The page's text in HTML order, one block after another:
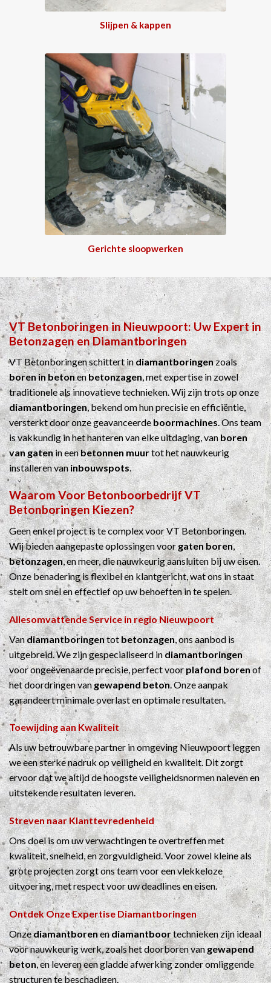
Slijpen & kappen
Gerichte sloopwerken
VT BetonboringeninNieuwpoort: Uw Expert in
BetonzagenenDiamantboringen
VT Betonboringen schittert indiamantboringenzoals
boren in betonenbetonzagen, met expertise in zowel
traditionele als innovatieve technieken. Wij zijn trots op onze
diamantboringen, bekend om hun precisie en efficiëntie,
versterkt door onze geavanceerdeboormachines. Ons team
is vakkundig in het hanteren van elke uitdaging, vanboren
van gatenin eenbetonnen muurtot het nauwkeurig
installeren vaninbouwspots.
Waarom VoorBetonboorbedrijfVT
Betonboringen Kiezen?
Geen enkel project is te complex voor VT Betonboringen.
Wij bieden aangepaste oplossingen voorgaten boren,
betonzagen, en meer, die nauwkeurig aansluiten bij uw eisen.
Onze benadering is flexibel en klantgericht, wat ons in staat
stelt om snel en effectief op uw behoeften in te spelen.
Allesomvattende Service in regio Nieuwpoort
Vandiamantboringentotbetonzagen, ons aanbod is
uitgebreid. We zijn gespecialiseerd indiamantboringen
voor ongeëvenaarde precisie, perfect voorplafond borenof
het doordringen vangewapend beton. Onze aanpak
garandeert minimale overlast en optimale resultaten.
Toewijding aan Kwaliteit
Als uw betrouwbare partner in omgeving Nieuwpoort leggen
we een sterke nadruk op veiligheid en kwaliteit. Dit zorgt
ervoor dat we altijd de hoogste veiligheidsnormen naleven en
uitstekende resultaten leveren.
Streven naar Klanttevredenheid
Ons doel is om uw verwachtingen te overtreffen met
kwaliteit, snelheid, en zorgvuldigheid. Voor zowel kleine als
grote projecten zorgt ons team voor een vlekkeloze
uitvoering, met respect voor uw deadlines en eisen.
Ontdek Onze ExpertiseDiamantboringen
Onzediamantborenendiamantboortechnieken zijn ideaal
voor nauwkeurig werk, zoals het doorboren vangewapend
beton, en leveren een gladde afwerking zonder omliggende
structuren te beschadigen.